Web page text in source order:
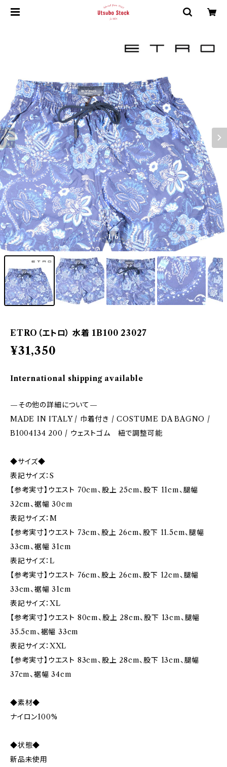
1/6
ETRO（エトロ） 水着 1B100 23027
¥31,350
International shipping available
—その他の詳細について—
MADE IN ITALY / 巾着付き / COSTUME DA BAGNO /
B1004134 200 / ウェストゴム 紐で調整可能
◆サイズ◆
表記サイズ：S
【参考実寸】ウエスト 70cm、股上 25cm、股下 11cm、腿幅
32cm、裾幅 30cm
表記サイズ：M
【参考実寸】ウエスト 73cm、股上 26cm、股下 11.5cm、腿幅
33cm、裾幅 31cm
表記サイズ：L
【参考実寸】ウエスト 76cm、股上 26cm、股下 12cm、腿幅
33cm、裾幅 31cm
表記サイズ：XL
【参考実寸】ウエスト 80cm、股上 28cm、股下 13cm、腿幅
35.5cm、裾幅 33cm
表記サイズ：XXL
【参考実寸】ウエスト 83cm、股上 28cm、股下 13cm、腿幅
37cm、裾幅 34cm
◆素材◆
ナイロン100%
◆状態◆
新品未使用